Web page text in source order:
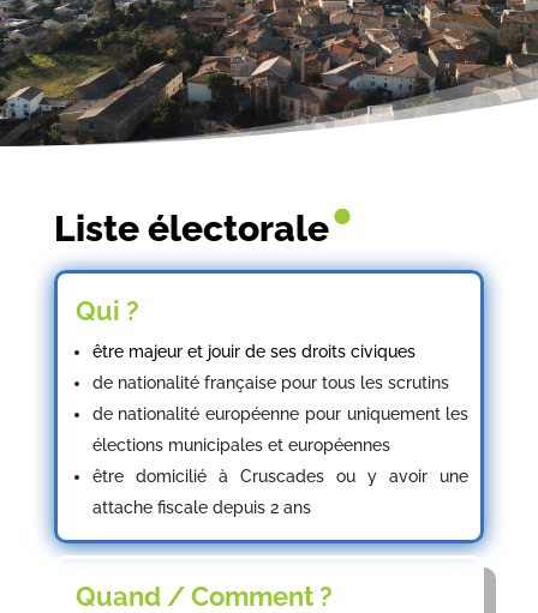
Liste électorale•
Qui ?
être majeur et jouir de ses droits civiques
de nationalité française pour tous les scrutins
de nationalité européenne pour uniquement les
élections municipales et européennes
être domicilié à Cruscades ou y avoir une
attache fiscale depuis 2 ans
Quand / Comment ?